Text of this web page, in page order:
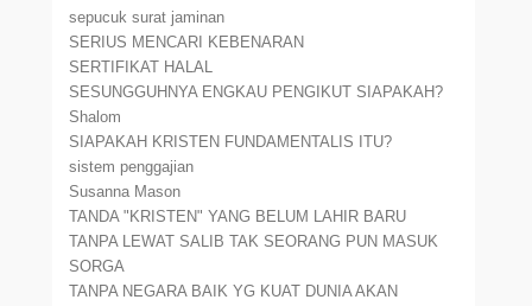
sepucuk surat jaminan
SERIUS MENCARI KEBENARAN
SERTIFIKAT HALAL
SESUNGGUHNYA ENGKAU PENGIKUT SIAPAKAH?
Shalom
SIAPAKAH KRISTEN FUNDAMENTALIS ITU?
sistem penggajian
Susanna Mason
TANDA "KRISTEN" YANG BELUM LAHIR BARU
TANPA LEWAT SALIB TAK SEORANG PUN MASUK
SORGA
TANPA NEGARA BAIK YG KUAT DUNIA AKAN